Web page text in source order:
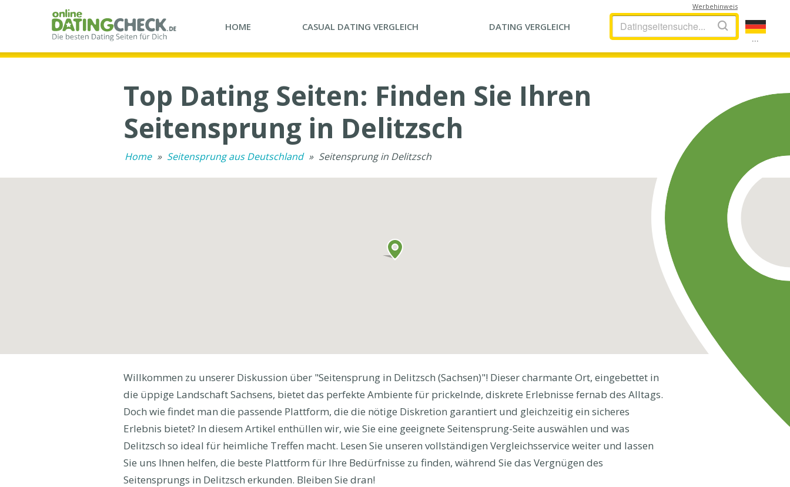
HOME CASUAL DATING VERGLEICH DATING VERGLEICH
...
Werbehinweis
Top Dating Seiten: Finden Sie Ihren
Seitensprung in Delitzsch
Home » Seitensprung aus Deutschland » Seitensprung in Delitzsch
Willkommen zu unserer Diskussion über "Seitensprung in Delitzsch (Sachsen)"! Dieser charmante Ort, eingebettet in
die üppige Landschaft Sachsens, bietet das perfekte Ambiente für prickelnde, diskrete Erlebnisse fernab des Alltags.
Doch wie findet man die passende Plattform, die die nötige Diskretion garantiert und gleichzeitig ein sicheres
Erlebnis bietet? In diesem Artikel enthüllen wir, wie Sie eine geeignete Seitensprung-Seite auswählen und was
Delitzsch so ideal für heimliche Treffen macht. Lesen Sie unseren vollständigen Vergleichsservice weiter und lassen
Sie uns Ihnen helfen, die beste Plattform für Ihre Bedürfnisse zu finden, während Sie das Vergnügen des
Seitensprungs in Delitzsch erkunden. Bleiben Sie dran!